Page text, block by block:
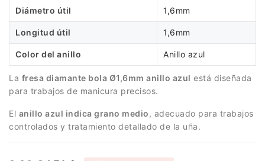
Diámetro útil 1,6mm
Longitud útil 1,6mm
Color del anillo Anillo azul
La fresa diamante bola Ø1,6mm anillo azul está diseñada
para trabajos de manicura precisos.
El anillo azul indica grano medio, adecuado para trabajos
controlados y tratamiento detallado de la uña.